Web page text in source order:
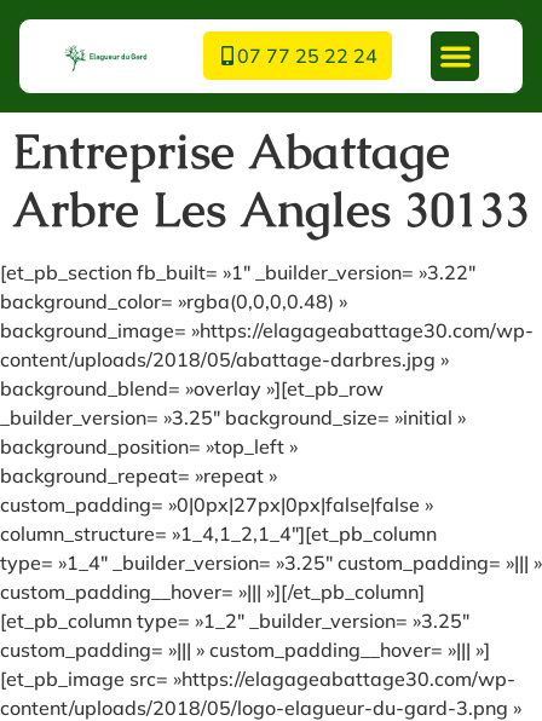
07 77 25 22 24
Entreprise Abattage
Arbre Les Angles 30133
[et_pb_section fb_built= »1″ _builder_version= »3.22″
background_color= »rgba(0,0,0,0.48) »
background_image= »https://elagageabattage30.com/wp-
content/uploads/2018/05/abattage-darbres.jpg »
background_blend= »overlay »][et_pb_row
_builder_version= »3.25″ background_size= »initial »
background_position= »top_left »
background_repeat= »repeat »
custom_padding= »0|0px|27px|0px|false|false »
column_structure= »1_4,1_2,1_4″][et_pb_column
type= »1_4″ _builder_version= »3.25″ custom_padding= »||| »
custom_padding__hover= »||| »][/et_pb_column]
[et_pb_column type= »1_2″ _builder_version= »3.25″
custom_padding= »||| » custom_padding__hover= »||| »]
[et_pb_image src= »https://elagageabattage30.com/wp-
content/uploads/2018/05/logo-elagueur-du-gard-3.png »